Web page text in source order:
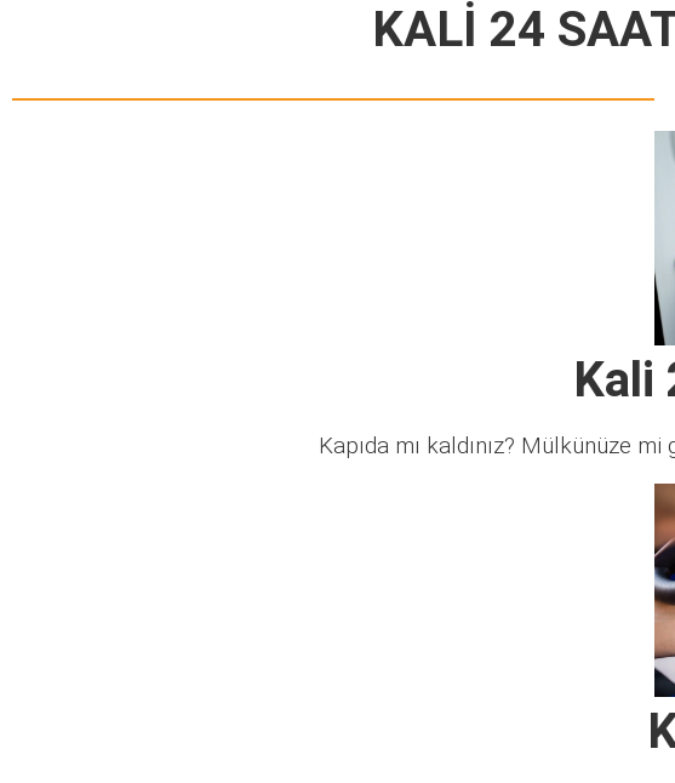
KALİ 24
Kali
Kapıda mı kaldınız? Mülkünüze